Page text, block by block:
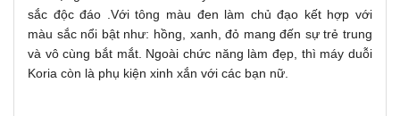
sắc độc đáo .Với tông màu đen làm chủ đạo kết hợp với
màu sắc nổi bật như: hồng, xanh, đỏ mang đến sự trẻ trung
và vô cùng bắt mắt. Ngoài chức năng làm đẹp, thì máy duỗi
Koria còn là phụ kiện xinh xắn với các bạn nữ.